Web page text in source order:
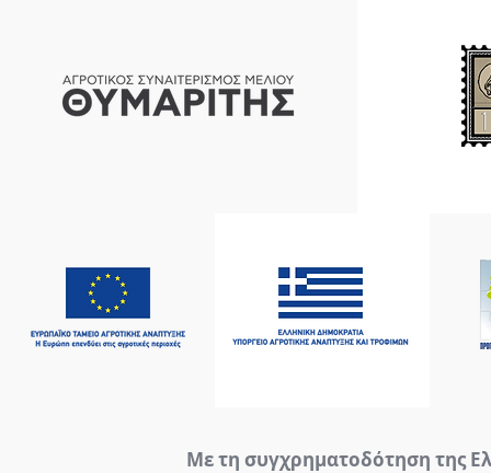
Με τη συγχρηματοδότηση της